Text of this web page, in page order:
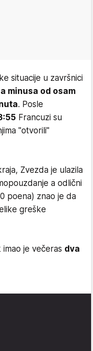
situacije u završnici
minusa od osam
. Posle
Francuzi su
"otvorili"
Zvezda je ulazila
a odlični
poena) znao je da
greške
je večeras dva